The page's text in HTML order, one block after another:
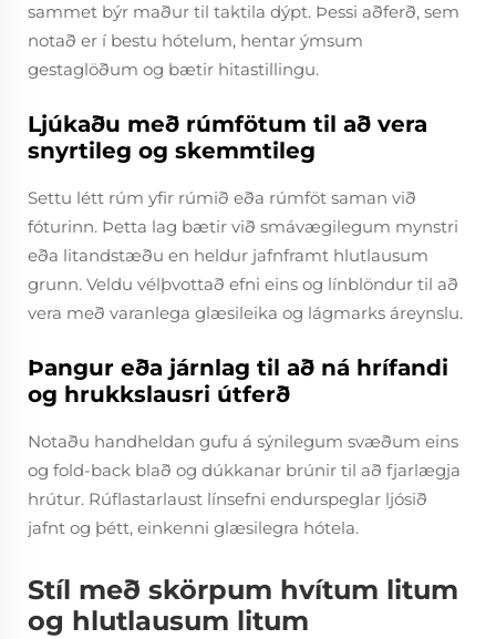
sammet býr maður til taktila dýpt. Þessi aðferð, sem
notað er í bestu hótelum, hentar ýmsum
gestaglöðum og bætir hitastillingu.
Ljúkaðu með rúmfötum til að vera
snyrtileg og skemmtileg
Settu létt rúm yfir rúmið eða rúmföt saman við
fóturinn. Þetta lag bætir við smávægilegum mynstri
eða litandstæðu en heldur jafnframt hlutlausum
grunn. Veldu vélþvottað efni eins og línblöndur til að
vera með varanlega glæsileika og lágmarks áreynslu.
Þangur eða járnlag til að ná hrífandi
og hrukkslausri útferð
Notaðu handheldan gufu á sýnilegum svæðum eins
og fold-back blað og dúkkanar brúnir til að fjarlægja
hrútur. Rúflastarlaust línsefni endurspeglar ljósið
jafnt og þétt, einkenni glæsilegra hótela.
Stíl með skörpum hvítum litum
og hlutlausum litum